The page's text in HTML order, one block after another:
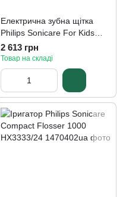
Електрична зубна щітка
Philips Sonicare For Kids
HX6322/04
2 613 грн
Товар на складі